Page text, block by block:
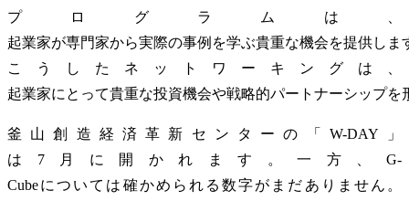
プログラムは、
起業家が専門家から実際の事例を学ぶ貴重な機会を提供しま
こうしたネットワーキングは、
起業家にとって貴重な投資機会や戦略的パートナーシップを
釜山創造経済革新センターの「W-DAY」
は7月に開かれます。一方、G-
Cubeについては確かめられる数字がまだありません。